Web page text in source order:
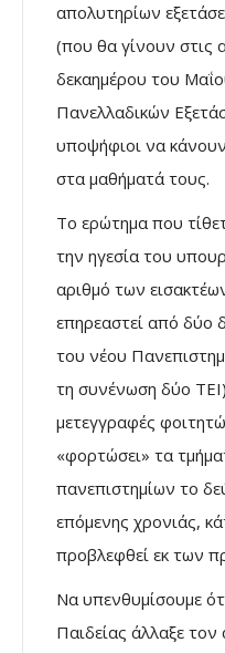
απολυτηρίων
(που θα γίνουν στις
δεκαημέρου του
Πανελλαδικών
υποψήφιοι να κάνουν
στα μαθήματά τους.
Το ερώτημα που
την ηγεσία του
αριθμό των
επηρεαστεί από δύο
του νέου
τη συνένωση δύο ΤΕΙ)
μετεγγραφές
«φορτώσει» τα
πανεπιστημίων το
επόμενης χρονιάς,
προβλεφθεί εκ των
Να υπενθυμίσουμε
Παιδείας άλλαξε